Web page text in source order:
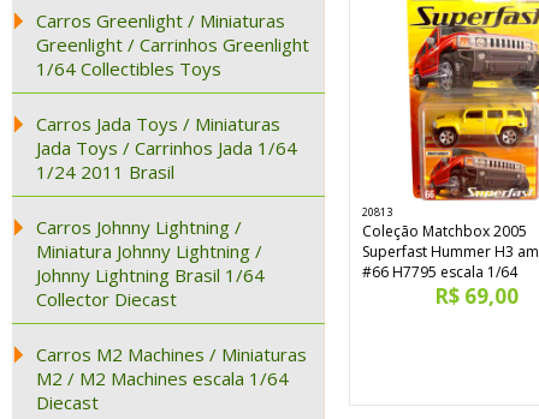
Carros Greenlight / Miniaturas
Greenlight / Carrinhos Greenlight
1/64 Collectibles Toys
Carros Jada Toys / Miniaturas
Jada Toys / Carrinhos Jada 1/64
1/24 2011 Brasil
Carros Johnny Lightning /
Miniatura Johnny Lightning /
Johnny Lightning Brasil 1/64
Collector Diecast
Carros M2 Machines / Miniaturas
M2 / M2 Machines escala 1/64
Diecast
20813
Coleção Matchbox 2005
Superfast Hummer H3
#66 H7795 escala 1/64
R$ 69,00